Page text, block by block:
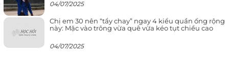
04/07/2025
Chị em 30 nên “tẩy chay” ngay 4 kiểu quần ống rộng
này: Mặc vào trông vừa quê vừa kéo tụt chiều cao
04/07/2025